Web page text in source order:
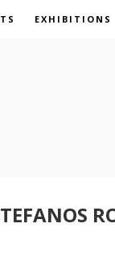
EXHIBITIONS